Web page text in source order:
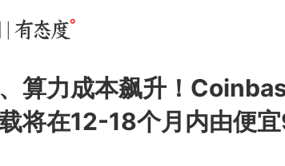
算力成本飙升！
将在12-18个月内由便